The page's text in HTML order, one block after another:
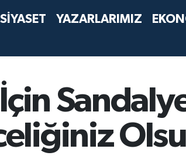
SİYASET YAZARLARIMIZ